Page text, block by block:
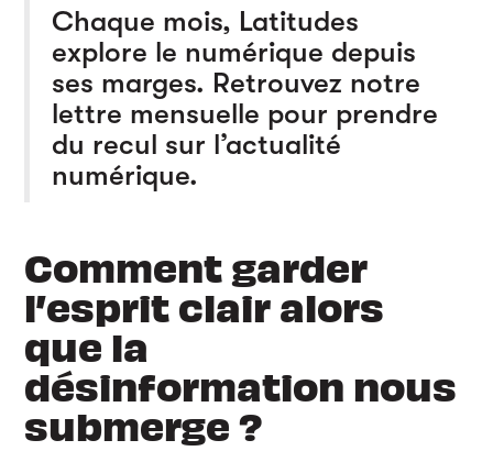
Chaque mois, Latitudes
explore le numérique depuis
ses marges. Retrouvez notre
lettre mensuelle pour prendre
du recul sur l’actualité
numérique.
Comment garder
l’esprit clair alors
que la
désinformation nous
submerge ?